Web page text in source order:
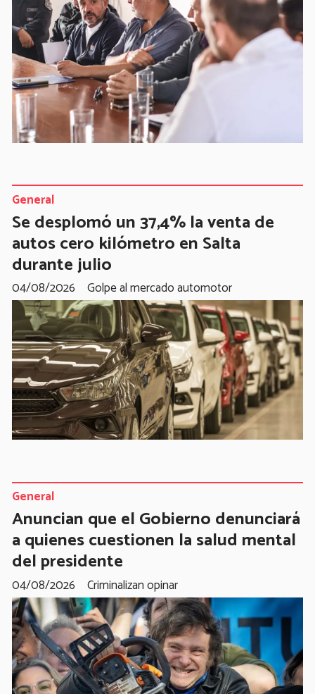
Se desplomó un 37,4% la venta de
autos cero kilómetro en Salta
durante julio
Golpe al mercado automotor
General
04/08/2026
Anuncian que el Gobierno denunciará
a quienes cuestionen la salud mental
del presidente
Criminalizan opinar
General
04/08/2026